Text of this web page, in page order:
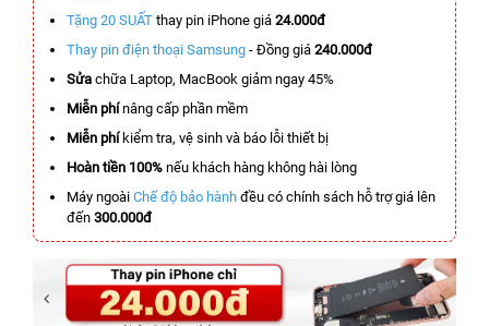
Tặng 20 SUẤT thay pin iPhone giá 24.000đ
Thay pin điện thoại Samsung - Đồng giá 240.000đ
Sửa chữa Laptop, MacBook giảm ngay 45%
Miễn phínâng cấp phần mềm
Miễn phíkiểm tra, vệ sinh và báo lỗi thiết bị
Hoàn tiền 100% nếu khách hàng không hài lòng
Máy ngoài Chế độ bảo hành đều có chính sách hỗ trợ giá lên
đến 300.000đ